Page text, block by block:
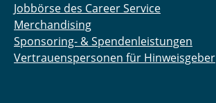
Jobbörse des Career Service
Merchandising
Sponsoring- & Spendenleistungen
Vertrauenspersonen für Hinweisgeber